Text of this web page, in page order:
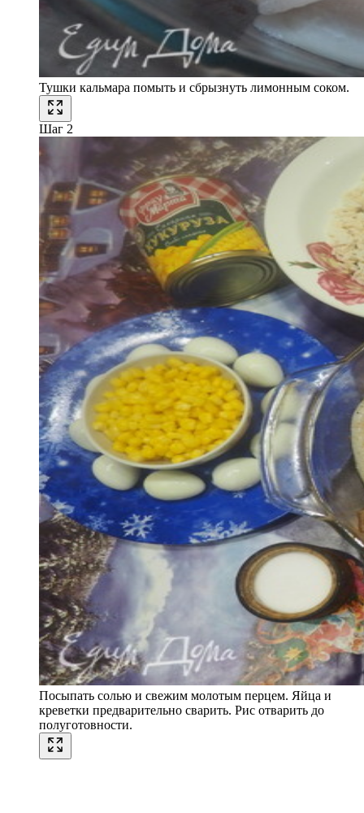
Тушки кальмара помыть и сбрызнуть лимонным соком.
Шаг 2
Посыпать солью и свежим молотым перцем. Яйца и
креветки предварительно сварить. Рис отварить до
полуготовности.